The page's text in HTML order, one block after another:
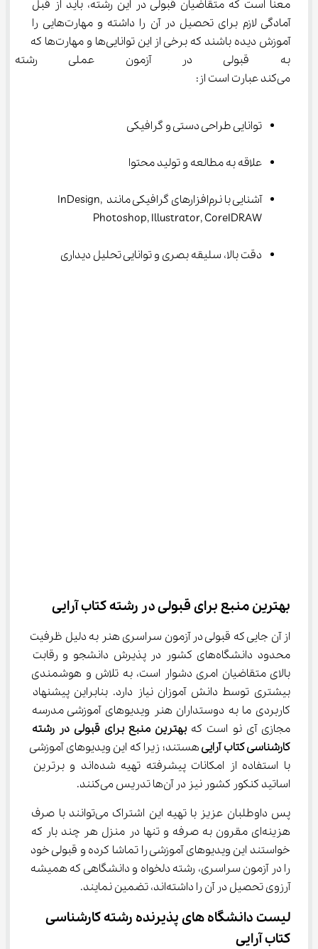
معنا است که متقاضیان قبولی در این رشته، باید از قبل
آمادگی لازم برای تحصیل در آن را داشته و مهارت‌هایی را
آموزش دیده باشند که برخی از این توانایی‌ها و مهارت‌ها که
به قبولی در آزمون عملی رشته
می‌کند عبارت است از:
توانایی طراحی دستی و گرافیکی
علاقه به مطالعه و تولید محتوا
آشنایی با نرم‌افزارهای گرافیکی مانند InDesign,
Photoshop, Illustrator, CoreIDRAW
دقت بالا، سلیقه بصری و توانایی تحلیل دیداری
بهترین منبع برای قبولی در رشته کتاب آرایی
از آن جایی که قبولی در آزمون سراسری هنر به دلیل ظرفیت
محدود دانشگاه‌های کشور در پذیرش دانشجو و رقابت
بالای متقاضیان امری دشوار است، به تلاش و هوشمندی
بیشتری توسط دانش آموزان نیاز دارد. بنابراین پیشنهاد
کاربردی ما به دوستداران هنر ویدیوهای آموزشی مدرسه
مجازی آی نو است که بهترین منبع برای قبولی در رشته
کارشناسی کتاب آرایی هستند؛ زیرا که این ویدیوهای آموزشی
با استفاده از امکانات پیشرفته تهیه شده‌اند و برترین
اساتید کنکور کشور نیز در آن‌ها تدریس می‌کنند.
پس داوطلبان عزیز با تهیه این اشتراک می‌توانند با صرف
هزینه‌ای مقرون به صرفه و تنها در منزل هر چند بار که
خواستند این ویدیوهای آموزشی را تماشا کرده و قبولی خود
را در آزمون سراسری، رشته دلخواه و دانشگاهی که همیشه
آرزوی تحصیل در آن را داشته‌اند، تضمین نمایند.
لیست دانشگاه های پذیرنده رشته کارشناسی
کتاب آرایی